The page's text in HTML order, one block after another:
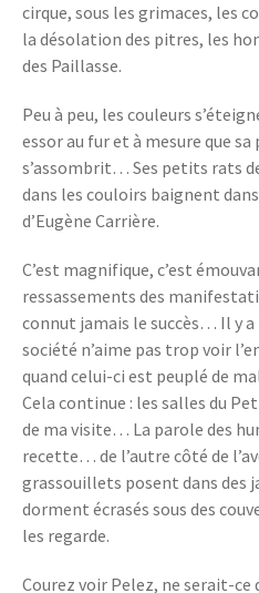
cirque, sous les grimaces, les
la désolation des pitres, les
des Paillasse.
Peu à peu, les couleurs
essor au fur et à mesure que
s’assombrit… Ses petits rats
dans les couloirs baignent
d’Eugène Carrière.
C’est magnifique, c’est
ressassements des
connut jamais le succès… Il y a
société n’aime pas trop voir
quand celui-ci est peuplé de
Cela continue : les salles du
de ma visite… La parole des
recette… de l’autre côté de
grassouillets posent dans des
dorment écrasés sous des
les regarde.
Courez voir Pelez, ne serait-ce